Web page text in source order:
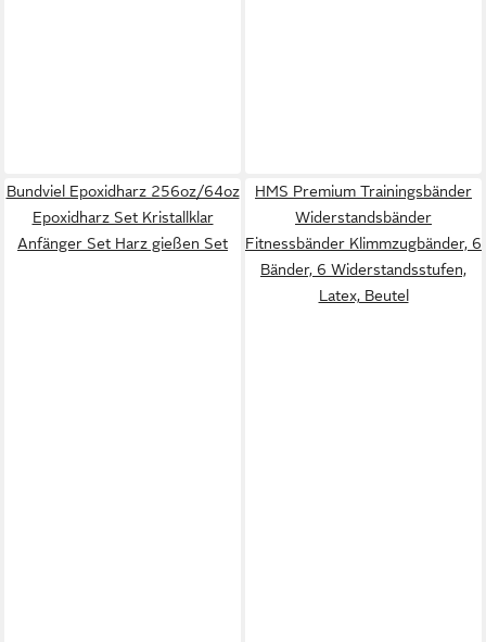
Bundviel Epoxidharz 256oz/64oz
Epoxidharz Set Kristallklar
Anfänger Set Harz gießen Set
HMS Premium Trainingsbänder
Widerstandsbänder
Fitnessbänder Klimmzugbänder, 6
Bänder, 6 Widerstandsstufen,
Latex, Beutel